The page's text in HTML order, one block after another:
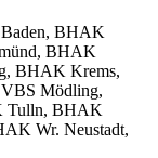
BHAK
BHAK
BHAK Krems,
Mödling,
Tulln, BHAK
Wr. Neustadt,